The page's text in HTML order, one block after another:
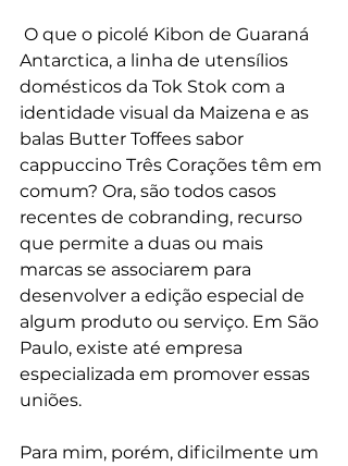
Antarctica, a linha de utensílios
domésticos da Tok Stok com a
identidade visual da Maizena e as
balas Butter Toffees sabor
cappuccino Três Corações têm em
comum? Ora, são todos casos
recentes de cobranding, recurso
que permite a duas ou mais
marcas se associarem para
desenvolver a edição especial de
algum produto ou serviço. Em São
Paulo, existe até empresa
especializada em promover essas
uniões.
Para mim, porém, dificilmente um